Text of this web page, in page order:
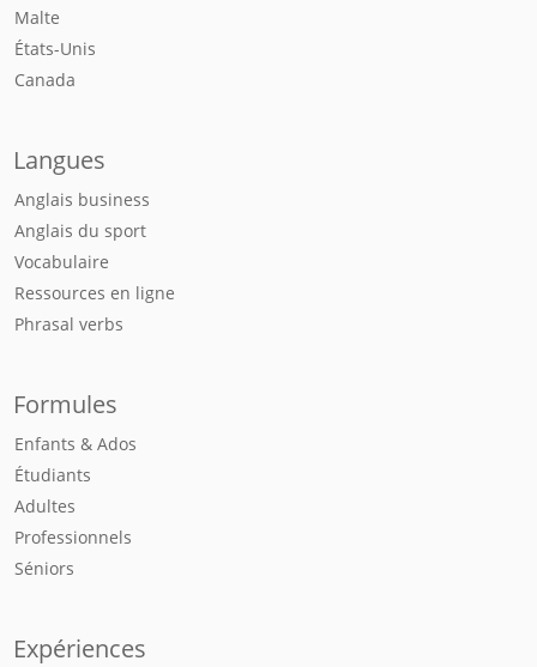
Malte
États-Unis
Canada
Langues
Anglais business
Anglais du sport
Vocabulaire
Ressources en ligne
Phrasal verbs
Formules
Enfants & Ados
Étudiants
Adultes
Professionnels
Séniors
Expériences